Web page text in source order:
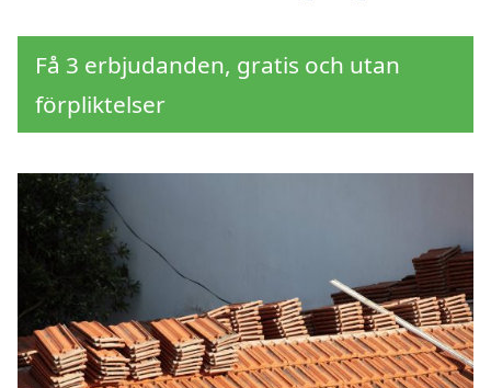
Få 3 erbjudanden, gratis och utan
förpliktelser